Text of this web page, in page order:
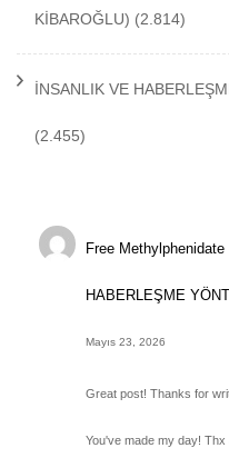
KİBAROĞLU) (2.814)
İNSANLIK VE
(2.455)
Free Methylphenidate
HABERLEŞME
Mayıs 23, 2026
Great post! Thanks for
You've made my day! Thx